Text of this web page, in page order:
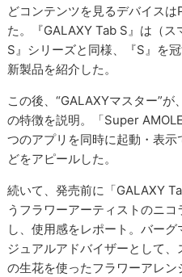
どコンテンツを見るデバイス
た。『GALAXY Tab S』は（
S』シリーズと同様、『S』を
新製品を紹介した。
この後、“GALAXYマスター”
の特徴を説明。「Super
つのアプリを同時に起動・表
どをアピールした。
続いて、発売前に「GALAXY
うフラワーアーティストのニ
し、使用感をレポート。バー
ジュアルアドバイザーとして
の生花を使ったフラワーアレン